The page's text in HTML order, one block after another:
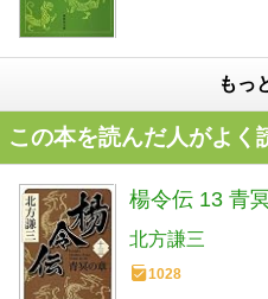
もっ
この本を読んだ人がよく
楊令伝 13 青
北方謙三
1028